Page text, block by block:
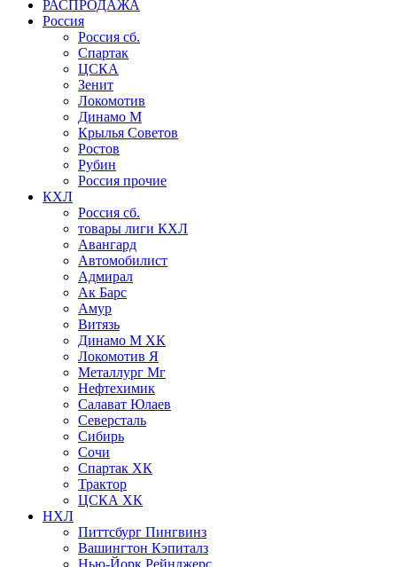
РАСПРОДАЖА
Россия
Россия сб.
Спартак
ЦСКА
Зенит
Локомотив
Динамо М
Крылья Советов
Ростов
Рубин
Россия прочие
КХЛ
Россия сб.
товары лиги КХЛ
Авангард
Автомобилист
Адмирал
Ак Барс
Амур
Витязь
Динамо М ХК
Локомотив Я
Металлург Мг
Нефтехимик
Салават Юлаев
Северсталь
Сибирь
Сочи
Спартак ХК
Трактор
ЦСКА ХК
НХЛ
Питтсбург Пингвинз
Вашингтон Кэпиталз
Нью-Йорк Рейнджерс